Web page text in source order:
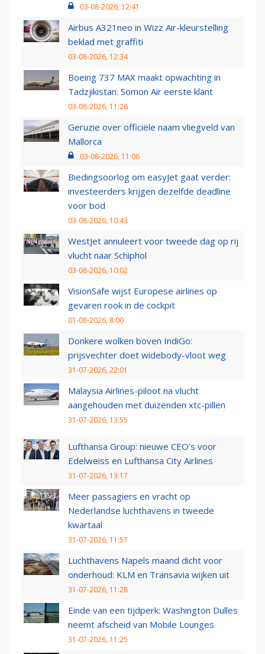
03-08-2026, 12:41
Airbus A321neo in Wizz Air-kleurstelling
beklad met graffiti
03-08-2026, 12:34
Boeing 737 MAX maakt opwachting in
Tadzjikistan: Somon Air eerste klant
03-08-2026, 11:26
Geruzie over officiële naam vliegveld van
Mallorca
03-08-2026, 11:06
Biedingsoorlog om easyJet gaat verder:
investeerders krijgen dezelfde deadline
voor bod
03-08-2026, 10:43
WestJet annuleert voor tweede dag op rij
vlucht naar Schiphol
03-08-2026, 10:02
VisionSafe wijst Europese airlines op
gevaren rook in de cockpit
01-08-2026, 8:00
Donkere wolken boven IndiGo:
prijsvechter doet widebody-vloot weg
31-07-2026, 22:01
Malaysia Airlines-piloot na vlucht
aangehouden met duizenden xtc-pillen
31-07-2026, 13:55
Lufthansa Group: nieuwe CEO’s voor
Edelweiss en Lufthansa City Airlines
31-07-2026, 13:17
Meer passagiers en vracht op
Nederlandse luchthavens in tweede
kwartaal
31-07-2026, 11:57
Luchthavens Napels maand dicht voor
onderhoud: KLM en Transavia wijken uit
31-07-2026, 11:28
Einde van een tijdperk: Washington Dulles
neemt afscheid van Mobile Lounges
31-07-2026, 11:25